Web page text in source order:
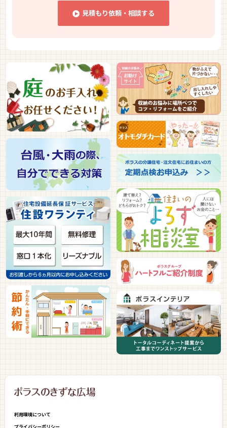
見積もり依頼・相談する
利用環境について